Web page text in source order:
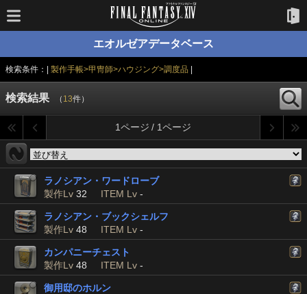
エオルゼアデータベース
検索条件：| 製作手帳>甲冑師>ハウジング>調度品
検索結果 （ 13件）
1ページ / 1ページ
ラノシアン・ワードローブ
製作Lv 32 ITEM Lv -
ラノシアン・ブックシェルフ
製作Lv 48 ITEM Lv -
カンパニーチェスト
製作Lv 48 ITEM Lv -
御用邸のホルン